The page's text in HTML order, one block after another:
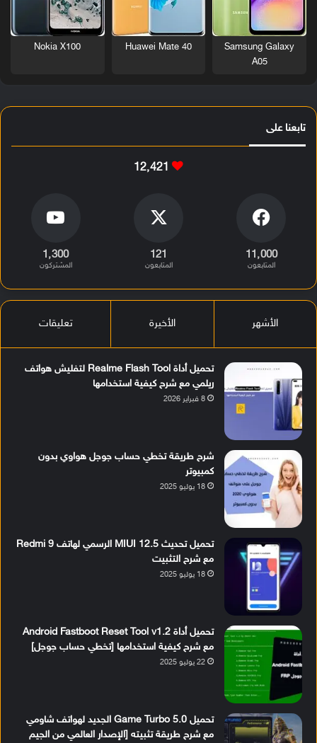
Samsung Galaxy
A05
Huawei Mate 40
Nokia X100
تابعنا على
12٬421
11٬000
المتابعون
121
المتابعون
1٬300
المشتركون
الأشهر الأخيرة تعليقات
تحميل أداة Realme Flash Tool لتفليش هواتف
ريلمي مع شرح كيفية استخدامها
8 فبراير 2026
شرح طريقة تخطي حساب جوجل هواوي بدون
كمبيوتر
18 يوليو 2025
تحميل تحديث MIUI 12.5 الرسمي لهاتف Redmi 9
مع شرح التثبيت
18 يوليو 2025
تحميل أداة Android Fastboot Reset Tool v1.2
مع شرح كيفية استخدامها [تخطي حساب جوجل]
22 يوليو 2025
تحميل Game Turbo 5.0 الجديد لهواتف شاومي
مع شرح طريقة تثبيته [الإصدار العالمي من الجيم